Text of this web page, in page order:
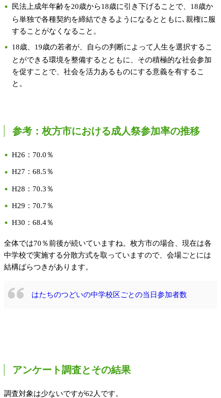
民法上成年年齢を20歳から18歳に引き下げることで、18歳か
ら単独で各種契約を締結できるようになるとともに､親権に服
することがなくなること。
18歳、19歳の若者が、自らの判断によって人生を選択するこ
とができる環境を整備するとともに、その積極的な社会参加
を促すことで、社会を活力あるものにする意義を有するこ
と。
参考：枚方市における成人祭参加率の推移
H26：70.0％
H27：68.5％
H28：70.3％
H29：70.7％
H30：68.4％
全体では70％前後が続いていますね。枚方市の場合、現在は各
中学校で実施する分散方式を取っていますので、会場ごとには
結構ばらつきがあります。
はたちのつどいの中学校区ごとの当日参加者数
アンケート調査とその結果
調査対象は少ないですが62人です。